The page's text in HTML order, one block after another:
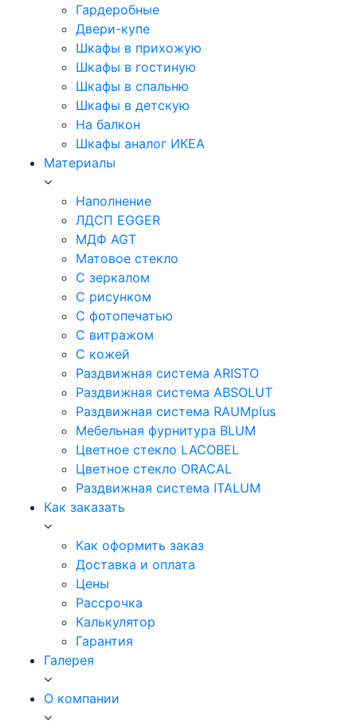
Гардеробные
Двери-купе
Шкафы в прихожую
Шкафы в гостиную
Шкафы в спальню
Шкафы в детскую
На балкон
Шкафы аналог ИКЕА
Материалы
Наполнение
ЛДСП EGGER
МДФ AGT
Матовое стекло
С зеркалом
С рисунком
С фотопечатью
С витражом
С кожей
Раздвижная система ARISTO
Раздвижная система ABSOLUT
Раздвижная система RAUMplus
Мебельная фурнитура BLUM
Цветное стекло LACOBEL
Цветное стекло ORACAL
Раздвижная система ITALUM
Как заказать
Как оформить заказ
Доставка и оплата
Цены
Рассрочка
Калькулятор
Гарантия
Галерея
О компании